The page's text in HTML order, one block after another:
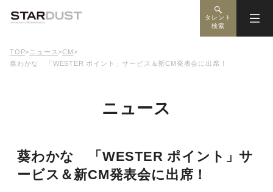
タレント
検索
TOP> ニュース>CM>
葵わかな 「WESTER ポイント」サービス＆新CM発表会に出席！
ニュース
葵わかな 「WESTER ポイント」サ
ービス＆新CM発表会に出席！